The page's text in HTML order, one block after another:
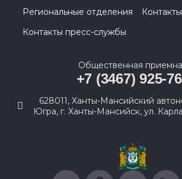
Региональные отделения
Контакты пресс-службы
Общественная
+7 (3467) 925-
628011, Ханты-Мансийский
Югра, г. Ханты-Мансийск, ул.